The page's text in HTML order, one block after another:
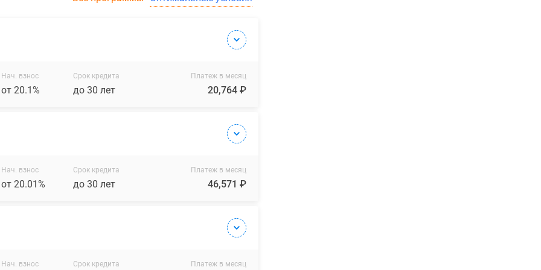
Нач. взнос
от 20.1%
Срок кредита
до 30 лет
Платеж в месяц
20,764 ₽
Нач. взнос
от 20.01%
Срок кредита
до 30 лет
Платеж в месяц
46,571 ₽
Нач. взнос Срок кредита Платеж в месяц